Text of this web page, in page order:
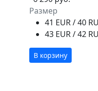
Размер
41 EUR / 40
43 EUR / 42
В корзину